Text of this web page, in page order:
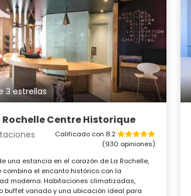
3 estrellas
Rochelle Centre Historique
Calificado con 8.2
(930 opiniones)
una estancia en el corazón de La Rochelle,
combina el encanto histórico con la
moderna. Habitaciones climatizadas,
buffet variado y una ubicación ideal para